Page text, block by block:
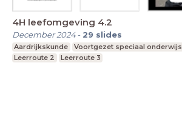
4H leefomgeving 4.2
December 2024- 29 slides
Aardrijkskunde Voortgezet speciaal onderwijs
Leerroute 2
Leerroute 3